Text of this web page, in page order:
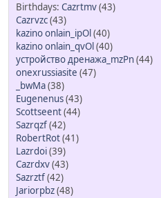
Cazrtmv(43)
Cazrvzc(43)
kazino onlain_ipOl(40)
kazino onlain_qvOl(40)
устройство дренажа_mzPn(44)
onexrussiasite (47)
_bwMa(38)
Eugenenus(43)
Scottseent(44)
Sazrqzf(42)
RobertRot(41)
Lazrdoi(39)
Cazrdxv(43)
Sazrztf(42)
Jariorpbz(48)